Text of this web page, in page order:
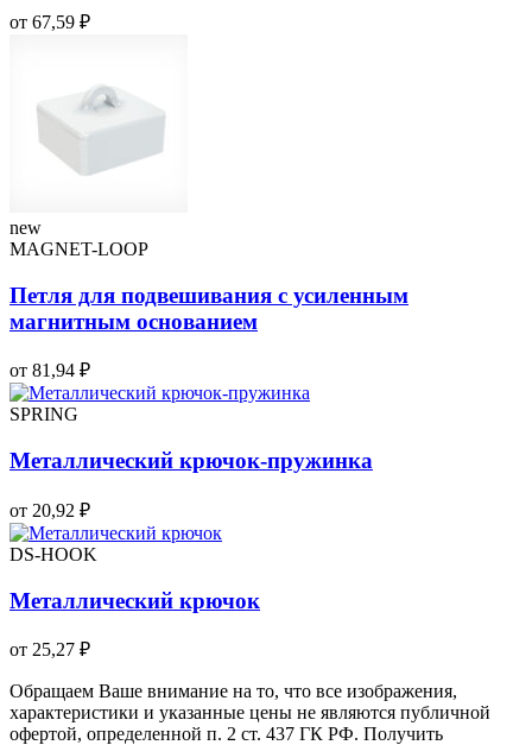
от 67,59 ₽
new
MAGNET-LOOP
Петля для подвешивания с усиленным
магнитным основанием
от 81,94 ₽
SPRING
Металлический крючок-пружинка
от 20,92 ₽
DS-HOOK
Металлический крючок
от 25,27 ₽
Обращаем Ваше внимание на то, что все изображения,
характеристики и указанные цены не являются публичной
офертой, определенной п. 2 ст. 437 ГК РФ. Получить